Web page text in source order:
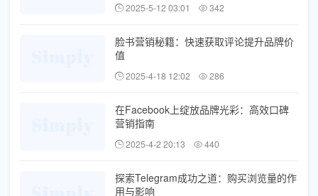
2025-5-12 03:01 342
脸书营销秘籍：快速获取评论提升品牌价
值
2025-4-18 12:02 286
在Facebook上绽放品牌光彩：高效口碑
营销指南
2025-4-2 20:13 440
探索Telegram成功之道：购买浏览量的作
用与影响